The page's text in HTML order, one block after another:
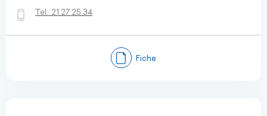
Tel: 21 27 25 34
Fiche